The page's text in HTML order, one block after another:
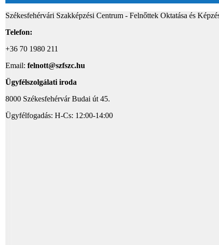
Székesfehérvári Szakképzési Centrum - Felnőttek Oktatása és
Telefon:
+36 70 1980 211
Email: felnott@szfszc.hu
Ügyfélszolgálati iroda
8000 Székesfehérvár Budai út 45.
Ügyfélfogadás: H-Cs: 12:00-14:00